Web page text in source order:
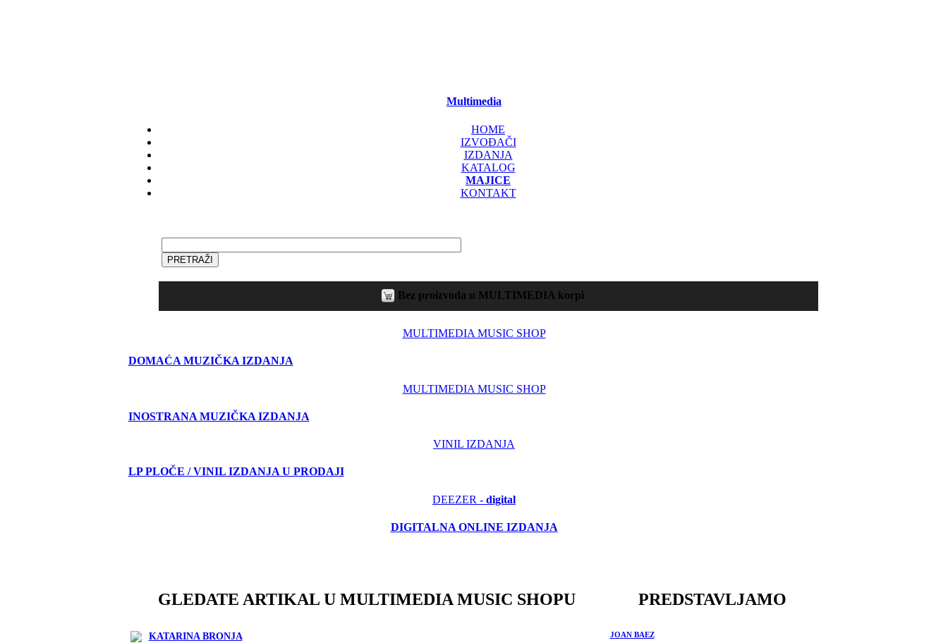
Multimedia
HOME
IZVOĐAČI
IZDANJA
KATALOG
MAJICE
KONTAKT
Bez proizvoda u MULTIMEDIA korpi
MULTIMEDIA MUSIC SHOP
DOMAĆA MUZIČKA IZDANJA
MULTIMEDIA MUSIC SHOP
INOSTRANA MUZIČKA IZDANJA
VINIL IZDANJA
LP PLOČE / VINIL IZDANJA U PRODAJI
DEEZER - digital
DIGITALNA ONLINE IZDANJA
GLEDATE ARTIKAL U MULTIMEDIA MUSIC SHOPU
KATARINA BRONJA
PREDSTAVLJAMO
JOAN BAEZ